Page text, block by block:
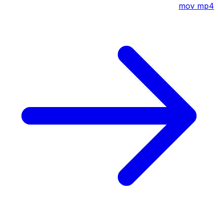
mov mp4